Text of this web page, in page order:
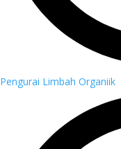
Pengurai Limbah Organiik